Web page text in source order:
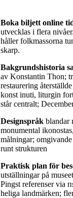
Boka biljett online
utvecklas i flera
håller folkmassorna
skarp.
Bakgrundshistoria
av Konstantin Thon;
restaurering
konst inuti, liturgin
står centralt;
Designspråk blandar
monumental
målningar;
runt strukturen
Praktisk plan för
utställningar på
Pingst referenser via
heliga landmärken;